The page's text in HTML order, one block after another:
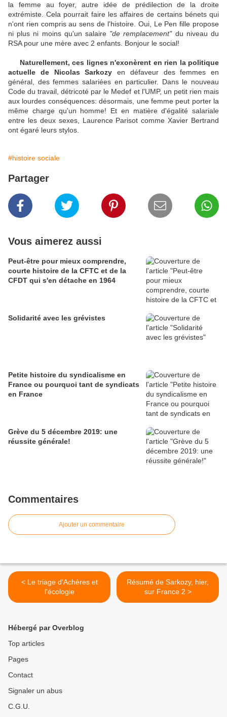
la femme au foyer, autre idée de prédilection de la droite
extrémiste. Cela pourrait faire les affaires de certains bénets qui
n'ont rien compris au sens de l'histoire. Oui, Le Pen fille propose
ni plus ni moins qu'un salaire "de remplacement"du niveau du
RSA pour une mère avec 2 enfants. Bonjour le social!
Naturellement, ces lignes n'exonèrent en rien la politique
actuelle de Nicolas Sarkozy en défaveur des femmes en
général, des femmes salariées en particulier. Dans le nouveau
Code du travail, détricoté par le Medef et l'UMP, un petit rien mais
aux lourdes conséquences: désormais, une femme peut porter la
même charge qu'un homme! Et en matière d'égalité salariale
entre les deux sexes, Laurence Parisot comme Xavier Bertrand
ont égaré leurs stylos.
#histoire sociale
Partager
Vous aimerez aussi
Peut-être pour mieux comprendre,
courte histoire de la CFTC et de la
CFDT qui s'en détache en 1964
Solidarité avec les grévistes
Petite histoire du syndicalisme en
France ou pourquoi tant de syndicats
en France
Grève du 5 décembre 2019: une
réussite générale!
Commentaires
Ajouter un commentaire
< Le triage d'Achères et
l'écologie
Résumé de Sarkozy, hier,
sur France 2 >
Hébergé par Overblog
Top articles
Pages
Contact
Signaler un abus
C.G.U.